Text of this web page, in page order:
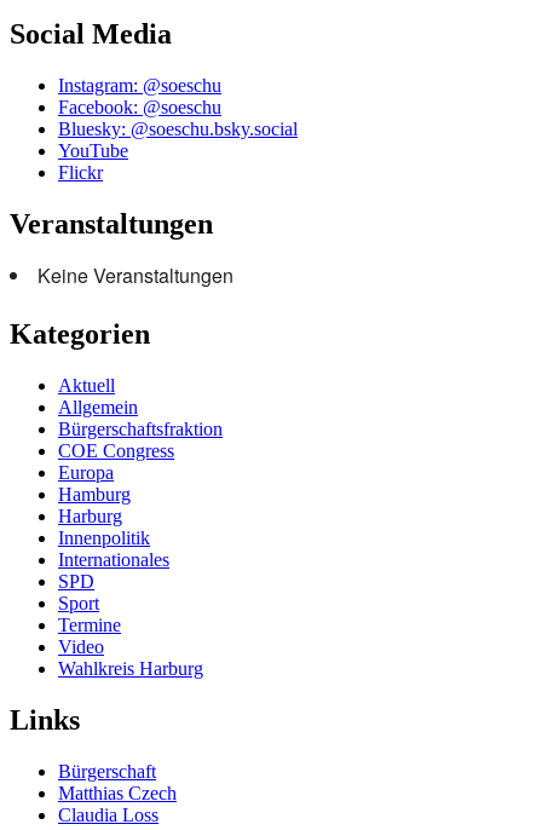
Social Media
Instagram: @soeschu
Facebook: @soeschu
Bluesky: @soeschu.bsky.social
YouTube
Flickr
Veranstaltungen
Keine Veranstaltungen
Kategorien
Aktuell
Allgemein
Bürgerschaftsfraktion
COE Congress
Europa
Hamburg
Harburg
Innenpolitik
Internationales
SPD
Sport
Termine
Video
Wahlkreis Harburg
Links
Bürgerschaft
Matthias Czech
Claudia Loss